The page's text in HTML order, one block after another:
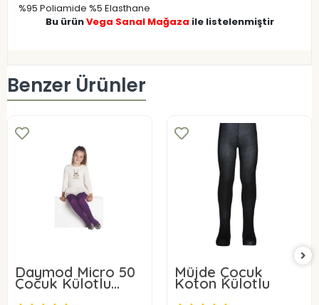
%95 Poliamide %5 Elasthane
Bu ürünVega Sanal Mağaza ile listelenmiştir
Benzer Ürünler
Daymod Micro 50
Çocuk Külotlu
Çorap
Müjde Çocuk
Koton Külotlu